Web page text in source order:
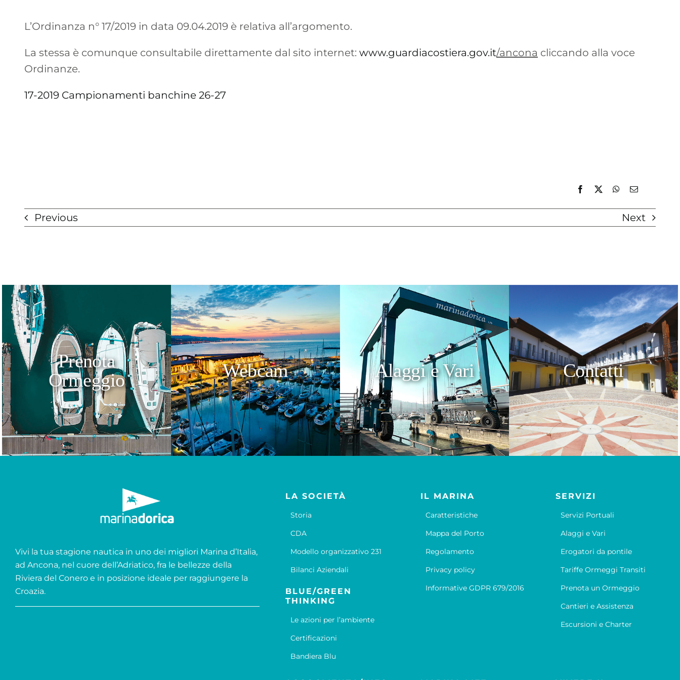
L’Ordinanza n° 17/2019 in data 09.04.2019 è relativa all’argomento.
La stessa è comunque consultabile direttamente dal sito internet: www.guardiacostiera.gov.it/ancona cliccando alla voce
Ordinanze.
17-2019 Campionamenti banchine 26-27
Previous Next
Prenota
Ormeggio
Webcam Alaggi e Vari Contatti
Vivi la tua stagione nautica in uno dei migliori Marina d’Italia,
ad Ancona, nel cuore dell’Adriatico, fra le bellezze della
Riviera del Conero e in posizione ideale per raggiungere la
Croazia.
LA SOCIETÀ
Storia
CDA
Modello organizzativo 231
Bilanci Aziendali
BLUE/GREEN
THINKING
Le azioni per l’ambiente
Certificazioni
Bandiera Blu
IL MARINA
Caratteristiche
Mappa del Porto
Regolamento
Privacy policy
Informative GDPR 679/2016
SERVIZI
Servizi Portuali
Alaggi e Vari
Erogatori da pontile
Tariffe Ormeggi Transiti
Prenota un Ormeggio
Cantieri e Assistenza
Escursioni e Charter